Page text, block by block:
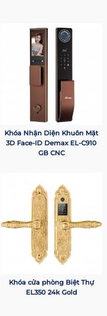
Khóa Nhận Diện Khuôn Mặt
3D Face-ID Demax EL-C910
GB CNC
Khóa cửa phòng Biệt Thự
EL350 24k Gold